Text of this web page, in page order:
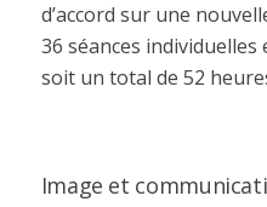
d’accord sur une
36 séances individuelles
soit un total de 52
Image et